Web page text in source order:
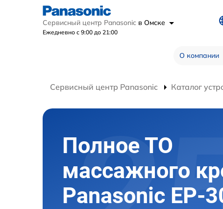
Сервисный центр Panasonic в Омске
Ежедневно с 9:00 до 21:00
О компании
Сервисный центр Panasonic Каталог
Полное ТО
массажного
Panasonic EP-